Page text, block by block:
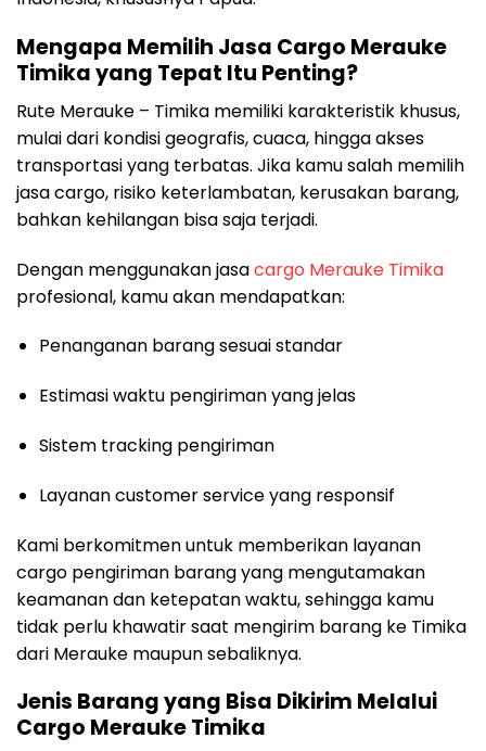
Mengapa Memilih Jasa Cargo Merauke
Timika yang Tepat Itu Penting?
Rute Merauke – Timika memiliki karakteristik khusus,
mulai dari kondisi geografis, cuaca, hingga akses
transportasi yang terbatas. Jika kamu salah memilih
jasa cargo, risiko keterlambatan, kerusakan barang,
bahkan kehilangan bisa saja terjadi.
Dengan menggunakan jasacargo Merauke Timika
profesional, kamu akan mendapatkan:
Penanganan barang sesuai standar
Estimasi waktu pengiriman yang jelas
Sistem tracking pengiriman
Layanan customer service yang responsif
Kami berkomitmen untuk memberikan layanan
cargo pengiriman barang yang mengutamakan
keamanan dan ketepatan waktu, sehingga kamu
tidak perlu khawatir saat mengirim barang ke Timika
dari Merauke maupun sebaliknya.
Jenis Barang yang Bisa Dikirim Melalui
Cargo Merauke Timika